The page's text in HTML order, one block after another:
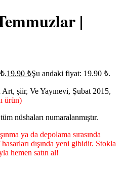
|
19.90 ₺Şu andaki fiyat: 19.90 ₺.
Art, şiir, Ve Yayınevi, Şubat 2015,
ürün)
nüshaları numaralanmıştır.
ya da depolama sırasında
dışında yeni gibidir. Stokla
hemen satın al!